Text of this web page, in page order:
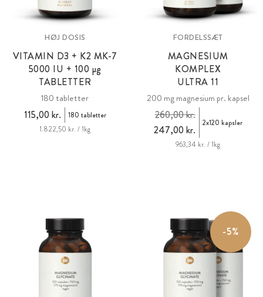
HØJ DOSIS
VITAMIN D3 + K2 MK-7
5000 IU + 100 µg
TABLETTER
180 tabletter
115,00 kr.
180 tabletter
1.822,50 kr. / 1kg
FORDELSSÆT
MAGNESIUM
KOMPLEX
ULTRA 11
200 mg magnesium pr. kapsel
247,00 kr.
260,00 kr.
2x120 kapsler
963,34 kr. / 1kg
-5%